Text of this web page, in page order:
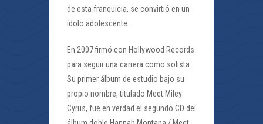
de esta franquicia, se convirtió en un
ídolo adolescente.
En 2007 firmó con Hollywood Records
para seguir una carrera como solista.
Su primer álbum de estudio bajo su
propio nombre, titulado Meet Miley
Cyrus, fue en verdad el segundo CD del